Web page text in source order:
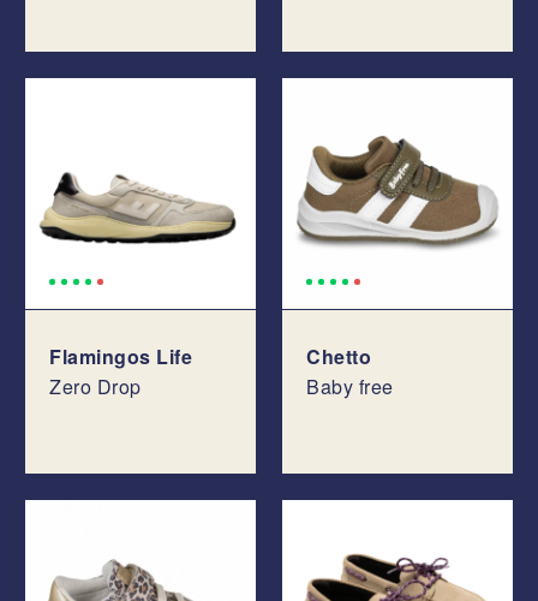
Flamingos Life
Zero Drop
Chetto
Baby free